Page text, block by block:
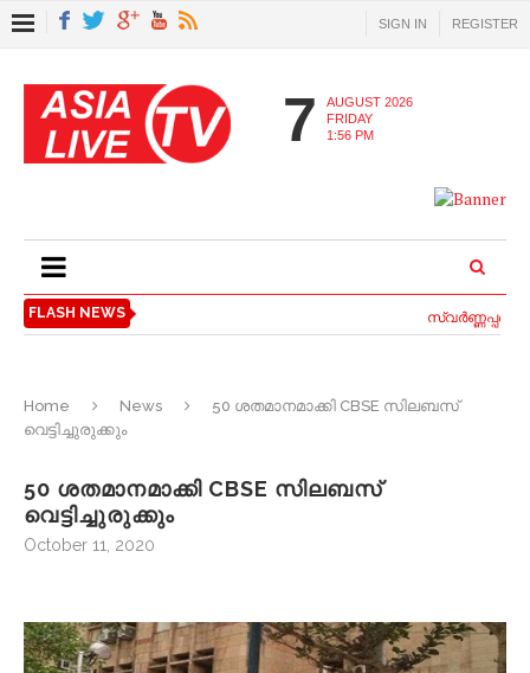
SIGN IN REGISTER
7
AUGUST 2026
FRIDAY
1:56 PM
FLASH NEWS സ്വര്‍ണ്ണപ്പണയ
Home News
50 ശതമാനമാക്കി CBSE സിലബസ്
വെട്ടിച്ചുരുക്കും
50 ശതമാനമാക്കി CBSE സിലബസ്
വെട്ടിച്ചുരുക്കും
October 11, 2020